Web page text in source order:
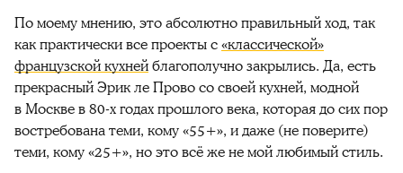
По моему мнению, это абсолютно правильный ход, так
как практически все проекты с«классической»
французской кухнейблагополучно закрылись. Да, есть
прекрасный Эрик ле Прово со своей кухней, модной
в Москве в 80-х годах прошлого века, которая до сих пор
востребована теми, кому «55+», и даже (не поверите)
теми, кому «25+», но это всё же не мой любимый стиль.